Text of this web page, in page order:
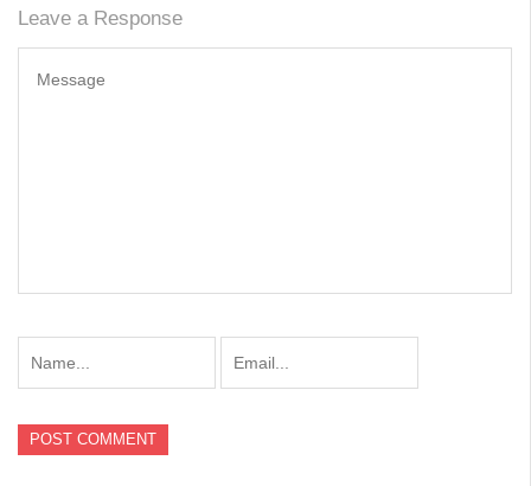
Leave a Response